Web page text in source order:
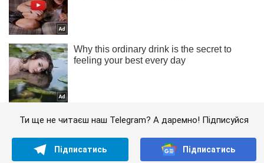
Ти ще не читаєш наш Telegram? А даремно! Підписуйся
Підписатись Підписатись